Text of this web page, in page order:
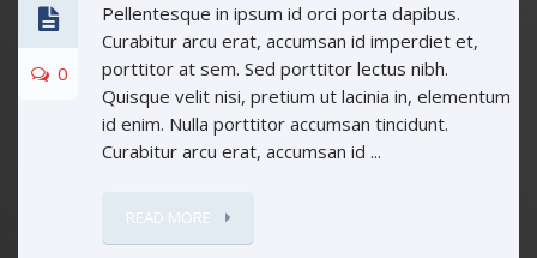
0
Pellentesque in ipsum id orci porta dapibus.
Curabitur arcu erat, accumsan id imperdiet et,
porttitor at sem. Sed porttitor lectus nibh.
Quisque velit nisi, pretium ut lacinia in, elementum
id enim. Nulla porttitor accumsan tincidunt.
Curabitur arcu erat, accumsan id ...
READ MORE